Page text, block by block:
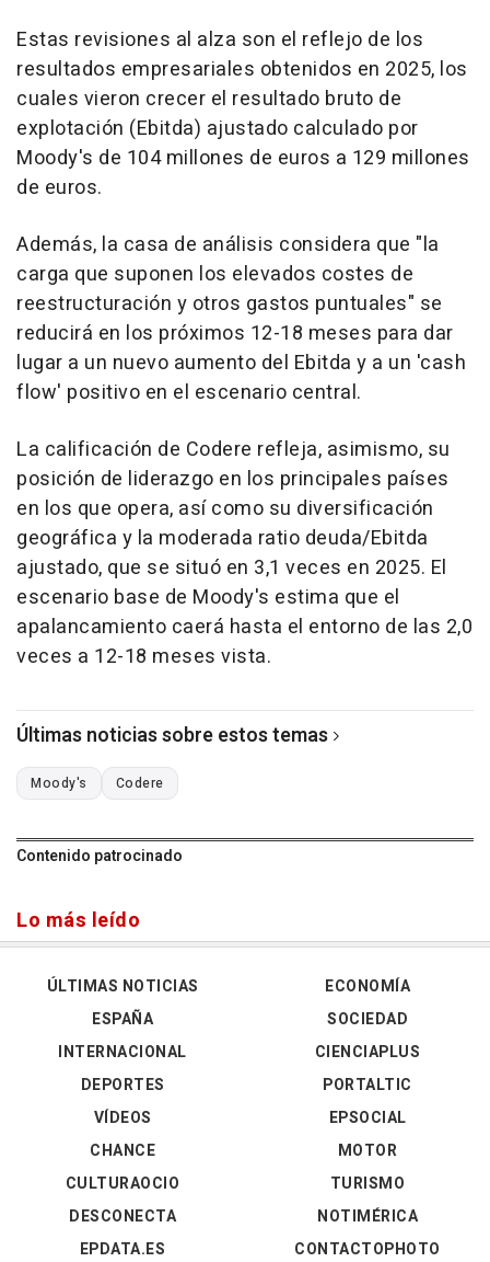
Estas revisiones al alza son el reflejo de los
resultados empresariales obtenidos en 2025, los
cuales vieron crecer el resultado bruto de
explotación (Ebitda) ajustado calculado por
Moody's de 104 millones de euros a 129 millones
de euros.
Además, la casa de análisis considera que "la
carga que suponen los elevados costes de
reestructuración y otros gastos puntuales" se
reducirá en los próximos 12-18 meses para dar
lugar a un nuevo aumento del Ebitda y a un 'cash
flow' positivo en el escenario central.
La calificación de Codere refleja, asimismo, su
posición de liderazgo en los principales países
en los que opera, así como su diversificación
geográfica y la moderada ratio deuda/Ebitda
ajustado, que se situó en 3,1 veces en 2025. El
escenario base de Moody's estima que el
apalancamiento caerá hasta el entorno de las 2,0
veces a 12-18 meses vista.
Últimas noticias sobre estos temas
Moody's Codere
Contenido patrocinado
Lo más leído
ÚLTIMAS NOTICIAS
ESPAÑA
INTERNACIONAL
DEPORTES
VÍDEOS
ECONOMÍA
SOCIEDAD
CIENCIAPLUS
PORTALTIC
EPSOCIAL
CHANCE
CULTURAOCIO
DESCONECTA
EPDATA.ES
MOTOR
TURISMO
NOTIMÉRICA
CONTACTOPHOTO